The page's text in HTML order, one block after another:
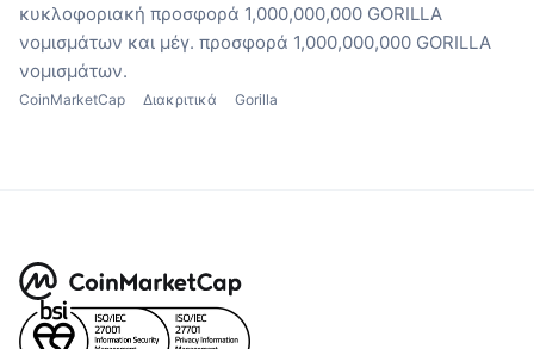
κυκλοφοριακή προσφορά 1,000,000,000 GORILLA
νομισμάτων και μέγ. προσφορά 1,000,000,000 GORILLA
νομισμάτων.
CoinMarketCap Διακριτικά Gorilla